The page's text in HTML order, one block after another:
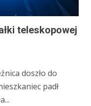
teleskopowej
doszło do
padł